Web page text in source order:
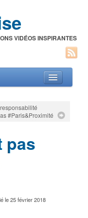
VIDÉOS INSPIRANTES
#Paris&Proximité
pas
le25 février 2018